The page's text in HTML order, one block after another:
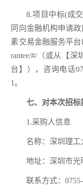
8.项目中标(成
同向金融机构申请
素交易金融服务平台
rantee/#/（或从【
台】），咨询电话
1。
七、对本次招
1.采购人信息
名称：深圳理工
地址：深圳市光
联系方式：